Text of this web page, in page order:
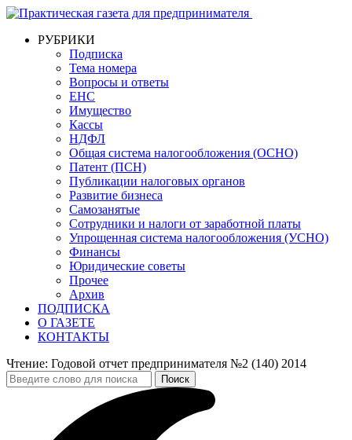
РУБРИКИ
Подписка
Тема номера
Вопросы и ответы
ЕНС
Имущество
Кассы
НДФЛ
Общая система налогообложения (ОСНО)
Патент (ПСН)
Публикации налоговых органов
Развитие бизнеса
Самозанятые
Сотрудники и налоги от заработной платы
Упрощенная система налогообложения (УСНО)
Финансы
Юридические советы
Прочее
Архив
ПОДПИСКА
О ГАЗЕТЕ
КОНТАКТЫ
Чтение: Годовой отчет предпринимателя №2 (140) 2014